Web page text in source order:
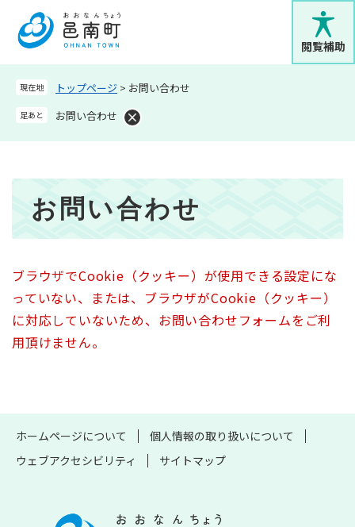
。
メニューを飛ばして本文へ
閲覧補助
現在地 トップページ > お問い合わせ
足あと お問い合わせ
お問い合わせ
ブラウザでCookie（クッキー）が使用できる設定にな
っていない、または、ブラウザがCookie（クッキー）
に対応していないため、お問い合わせフォームをご利
用頂けません。
ホームページについて
個人情報の取り扱いについて
ウェブアクセシビリティ
サイトマップ